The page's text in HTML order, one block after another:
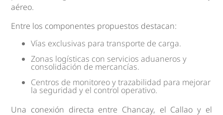
aéreo.
Entre los componentes propuestos destacan:
Vías exclusivas para transporte de carga.
Zonas logísticas con servicios aduaneros y
consolidación de mercancías.
Centros de monitoreo y trazabilidad para mejorar
la seguridad y el control operativo.
Una conexión directa entre Chancay, el Callao y el